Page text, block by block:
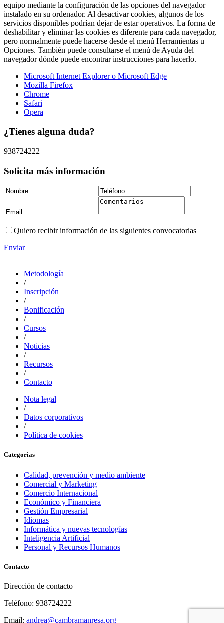
equipo mediante la configuración de las opciones del navegador
instalado en su ordenador. Al desactivar cookies, algunos de los
servicios disponibles podrían dejar de estar operativos. La forma de
deshabilitar y eliminar las cookies es diferente para cada navegador,
pero normalmente puede hacerse desde el menú Herramientas u
Opciones. También puede consultarse el menú de Ayuda del
navegador dónde puede encontrar instrucciones para hacerlo.
Microsoft Internet Explorer o Microsoft Edge
Mozilla Firefox
Chrome
Safari
Opera
¿Tienes alguna duda?
938724222
Solicita más información
Quiero recibir información de las siguientes convocatorias
Enviar
Metodología
/
Inscripción
/
Bonificación
/
Cursos
/
Noticias
/
Recursos
/
Contacto
Nota legal
/
Datos corporativos
/
Política de cookies
Categorias
Calidad, prevención y medio ambiente
Comercial y Marketing
Comercio Internacional
Económico y Financiera
Gestión Empresarial
Idiomas
Informática y nuevas tecnologías
Inteligencia Artificial
Personal y Recursos Humanos
Contacto
Dirección de contacto
Teléfono: 938724222
Email: andrea@cambramanresa.org